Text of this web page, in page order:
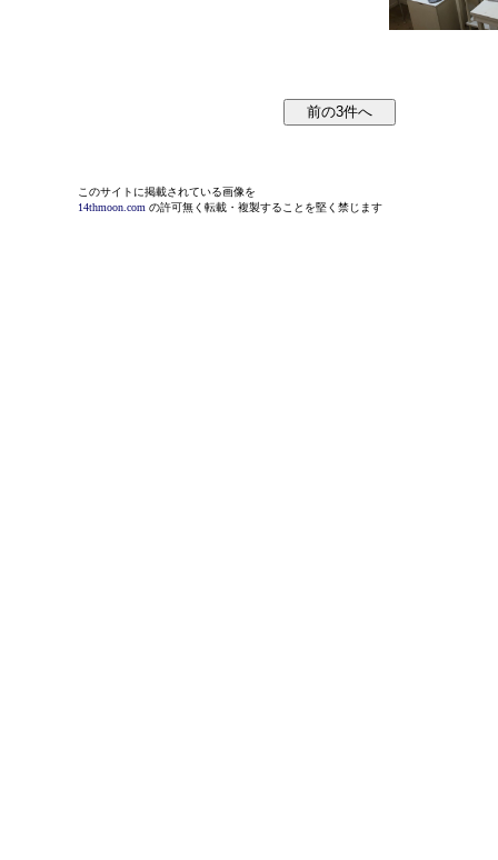
このサイトに掲載されている画像を
14thmoon.com の許可無く転載・複製することを堅く禁じます